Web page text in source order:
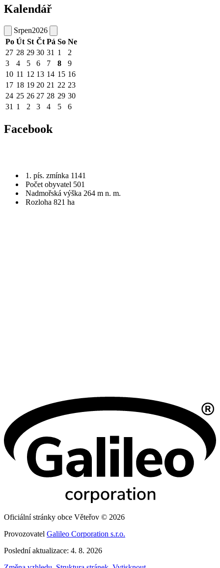
Kalendář
Srpen2026
Po Út St Čt Pá So Ne
27 28 29 30 31 1
2
3
4 5 6 7 8
9
10 11 12 13 14 15 16
17 18 19 20 21 22 23
24 25 26 27 28 29 30
31 1 2 3 4 5 6
Facebook
1. pís. zmínka 1141
Počet obyvatel 501
Nadmořská výška 264 m n. m.
Rozloha 821 ha
Oficiální stránky obce Věteřov © 2026
Provozovatel Galileo Corporation s.r.o.
Poslední aktualizace: 4. 8. 2026